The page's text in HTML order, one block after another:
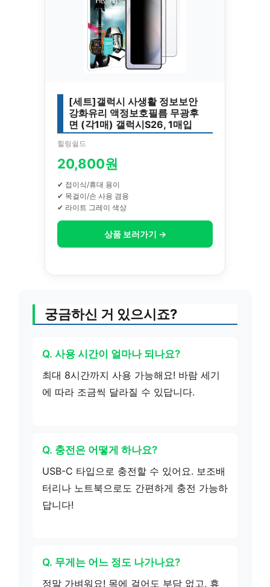
[세트]갤럭시 사생활 정보보안
강화유리 액정보호필름 무광후
면 (각1매) 갤럭시S26, 1매입
힐링쉴드
20,800원
✔ 접이식/휴대 용이
✔ 목걸이/손 사용 겸용
✔ 라이트 그레이 색상
상품 보러가기 →
궁금하신 거 있으시죠?
Q. 사용 시간이 얼마나 되나요?
최대 8시간까지 사용 가능해요! 바람 세기
에 따라 조금씩 달라질 수 있답니다.
Q. 충전은 어떻게 하나요?
USB-C 타입으로 충전할 수 있어요. 보조배
터리나 노트북으로도 간편하게 충전 가능하
답니다!
Q. 무게는 어느 정도 나가나요?
정말 가벼워요! 목에 걸어도 부담 없고, 휴